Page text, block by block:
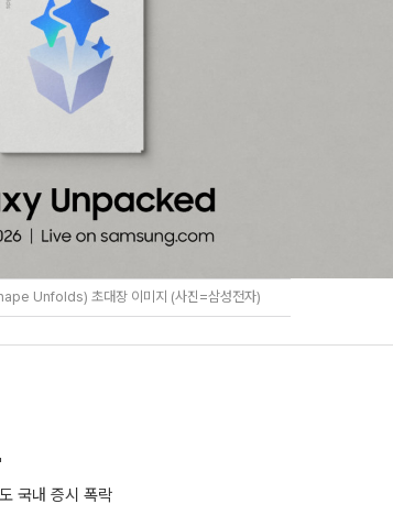
Unfolds) 초대장 이미지 (사진=삼성전자)
국내 증시 폭락